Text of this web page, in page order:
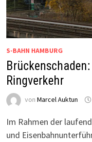
S-BAHN HAMBURG
Ringverkehr
von Marcel Auktun
Im Rahmen der
und